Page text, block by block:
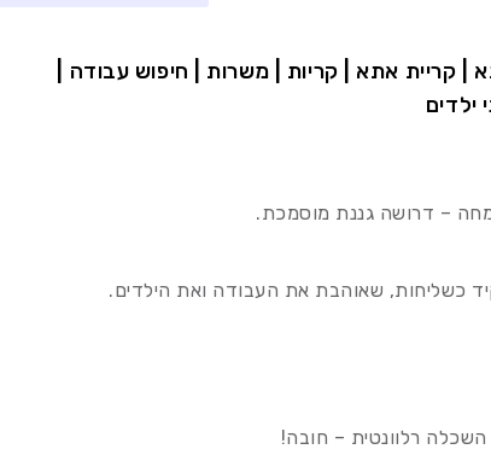
| קריית אתא | קריות | משרות | חיפוש עבודה |
ילדים
– דרושה גננת מוסמכת.
כשליחות, שאוהבת את העבודה ואת הילדים.
רלוונטית – חובה!